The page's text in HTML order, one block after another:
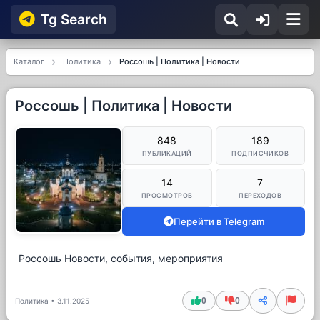
Tg Searсh
Каталог Политика Россошь | Политика | Новости
Россошь | Политика | Новости
848
ПУБЛИКАЦИЙ
189
ПОДПИСЧИКОВ
14
ПРОСМОТРОВ
7
ПЕРЕХОДОВ
Перейти в Telegram
Россошь Новости, события, мероприятия
Политика • 3.11.2025 0 0